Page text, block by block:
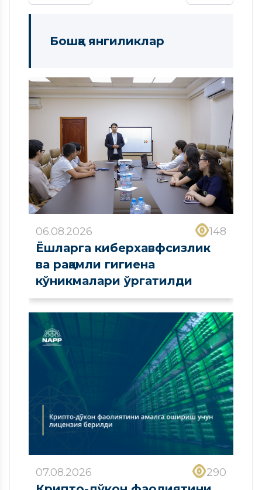
Бошқа янгиликлар
06.08.2026 148
Ёшларга киберхавфсизлик
ва рақамли гигиена
кўникмалари ўргатилди
07.08.2026 290